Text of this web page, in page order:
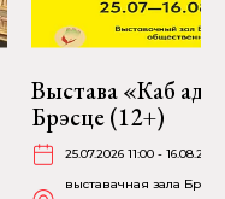
Выстава «Каб
Брэсце (12+)
25.07.2026 11:00 -
выставачная зала